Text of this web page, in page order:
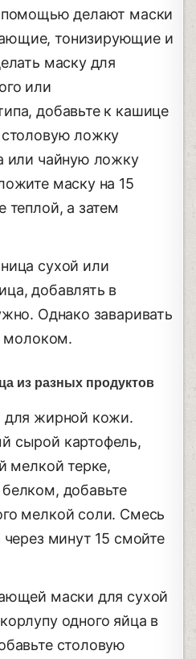
помощью делают маски
тонизирующие и
маску для
или
добавьте к кашице
столовую ложку
или чайную ложку
маску на 15
теплой, а затем
сухой или
добавлять в
Однако заваривать
молоком.
из разных продуктов
для жирной кожи.
сырой картофель,
мелкой терке,
добавьте
мелкой соли. Смесь
минут 15 смойте
маски для сухой
одного яйца в
столовую